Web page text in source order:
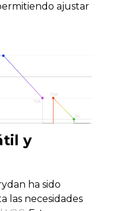
ajustar
y
ha sido
las necesidades